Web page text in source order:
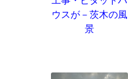
ウスが－茨木の風
景